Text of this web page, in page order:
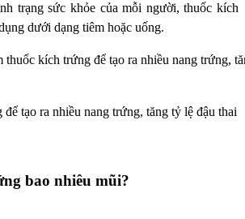
trạng sức khỏe của mỗi người, thuốc kích
dưới dạng tiêm hoặc uống.
tạo ra nhiều nang trứng, tăng tỷ lệ đậu thai
bao nhiêu mũi?